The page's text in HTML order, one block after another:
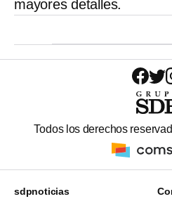
mayores detalles.
Todos los derechos
sdpnoticias